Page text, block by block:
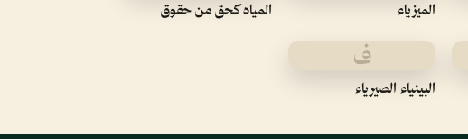
الميزياء المياه كحق من حقوق
ف
البينياء الصيرياء